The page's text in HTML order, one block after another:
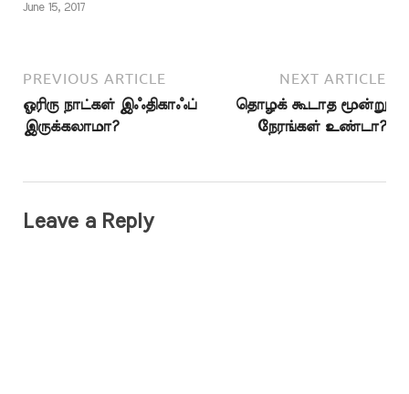
June 15, 2017
PREVIOUS ARTICLE
ஓரிரு நாட்கள் இஃதிகாஃப்
இருக்கலாமா?
NEXT ARTICLE
தொழக் கூடாத மூன்று
நேரங்கள் உண்டா?
Leave a Reply